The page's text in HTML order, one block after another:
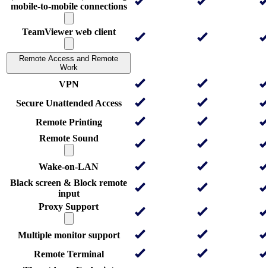
mobile-to-mobile connections
TeamViewer web client
Remote Access and Remote
Work
VPN
Secure Unattended Access
Remote Printing
Remote Sound
Wake-on-LAN
Black screen & Block remote
input
Proxy Support
Multiple monitor support
Remote Terminal